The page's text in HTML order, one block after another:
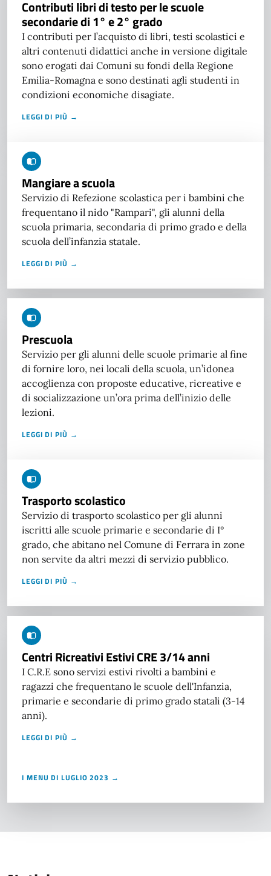
Contributi libri di testo per le scuole
secondarie di 1° e 2° grado
I contributi per l’acquisto di libri, testi scolastici e
altri contenuti didattici anche in versione digitale
sono erogati dai Comuni su fondi della Regione
Emilia-Romagna e sono destinati agli studenti in
condizioni economiche disagiate.
LEGGI DI PIÙ →
Mangiare a scuola
Servizio di Refezione scolastica per i bambini che
frequentano il nido "Rampari", gli alunni della
scuola primaria, secondaria di primo grado e della
scuola dell’infanzia statale.
LEGGI DI PIÙ →
Prescuola
Servizio per gli alunni delle scuole primarie al fine
di fornire loro, nei locali della scuola, un’idonea
accoglienza con proposte educative, ricreative e
di socializzazione un’ora prima dell’inizio delle
lezioni.
LEGGI DI PIÙ →
Trasporto scolastico
Servizio di trasporto scolastico per gli alunni
iscritti alle scuole primarie e secondarie di I°
grado, che abitano nel Comune di Ferrara in zone
non servite da altri mezzi di servizio pubblico.
LEGGI DI PIÙ →
Centri Ricreativi Estivi CRE 3/14 anni
I C.R.E sono servizi estivi rivolti a bambini e
ragazzi che frequentano le scuole dell'Infanzia,
primarie e secondarie di primo grado statali (3-14
anni).
LEGGI DI PIÙ →
I MENU DI LUGLIO 2023 →